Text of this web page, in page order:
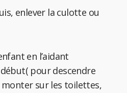
enlever la culotte ou
en l’aidant
pour descendre
sur les toilettes,